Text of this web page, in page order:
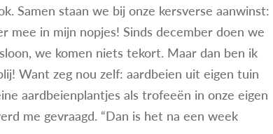
Samen staan we bij onze kersverse aanwinst:
mee in mijn nopjes! Sinds december doen we
we komen niets tekort. Maar dan ben ik
Want zeg nou zelf: aardbeien uit eigen tuin
aardbeienplantjes als trofeeën in onze eigen
me gevraagd. “Dan is het na een week